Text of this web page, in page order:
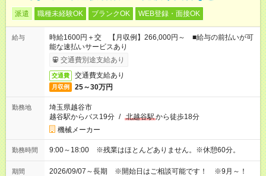
派遣 職種未経験OK ブランクOK WEB登録・面接OK
給与
時給1600円＋交 【月収例】266,000円～ ■給与の前払いが可
能な速払いサービスあり
交通費別途支給あり
交通費 交通費支給あり
月収例 25～30万円
勤務地
埼玉県越谷市
越谷駅からバス19分 / 北越谷駅から徒歩18分
機械メーカー
勤務時間 9:00～18:00 ※残業はほとんどありません。※休憩60分。
期間 2026/09/07～長期 ※開始日はご相談可能です！ ※9月～！